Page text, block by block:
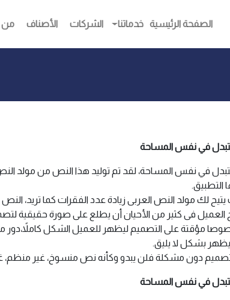
الصفحة الرئيسية
(CURRENT) خدماتنا الشركات الأصناف من
في نفس المساحة
في نفس المساحة، لقد تم توليد هذا النص من مولد
التطبيق.
يتيح لك مولد النص العربى زيادة عدد الفقرات كما تريد،
فى كثير من الأحيان أن يطلع على صورة حقيقية
مؤقتة على التصميم ليظهر للعميل الشكل كاملاً،دور
بشكل لا يليق.
دون مشكلة فلن يبدو وكأنه نص منسوخ، غير منظم،
في نفس المساحة